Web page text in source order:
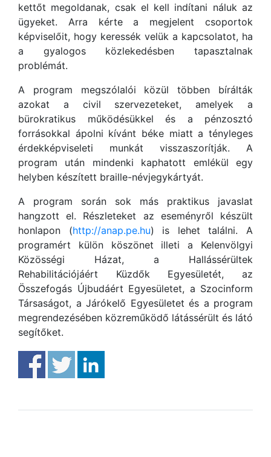
kettőt megoldanak, csak el kell indítani náluk az
ügyeket. Arra kérte a megjelent csoportok
képviselőit, hogy keressék velük a kapcsolatot, ha
a gyalogos közlekedésben tapasztalnak
problémát.
A program megszólalói közül többen bírálták
azokat a civil szervezeteket, amelyek a
bürokratikus működésükkel és a pénzosztó
forrásokkal ápolni kívánt béke miatt a tényleges
érdekképviseleti munkát visszaszorítják. A
program után mindenki kaphatott emlékül egy
helyben készített braille-névjegykártyát.
A program során sok más praktikus javaslat
hangzott el. Részleteket az eseményről készült
honlapon (http://anap.pe.hu) is lehet találni. A
programért külön köszönet illeti a Kelenvölgyi
Közösségi Házat, a Hallássérültek
Rehabilitációjáért Küzdők Egyesületét, az
Összefogás Újbudáért Egyesületet, a Szocinform
Társaságot, a Járókelő Egyesületet és a program
megrendezésében közreműködő látássérült és látó
segítőket.